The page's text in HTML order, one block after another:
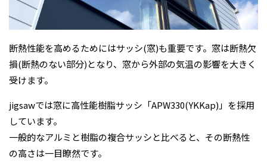
断熱性能を高めるためにはサッシ(窓)も重要です。窓は断熱欠
損(断熱のない部分)となり、窓から外部の気温の影響を大きく
受けます。
jigsawでは窓に高性能樹脂サッシ「APW330(YKKap)」を採用
しています。
一般的なアルミと樹脂の複合サッシと比べると、その断熱性
の高さは一目瞭然です。